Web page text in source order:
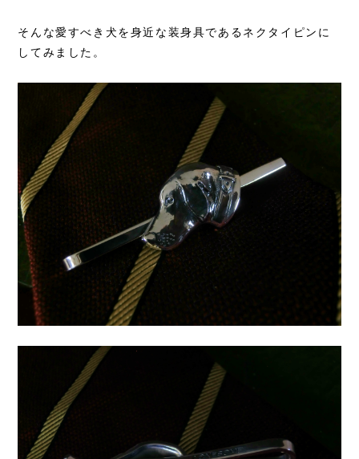
そんな愛すべき犬を身近な装身具であるネクタイピンに
してみました。